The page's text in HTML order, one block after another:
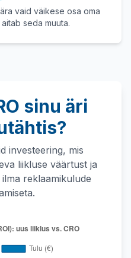
vaid väikese osa oma
seda muuta.
sinu äri
investeering, mis
liikluse väärtust ja
reklaamikulude